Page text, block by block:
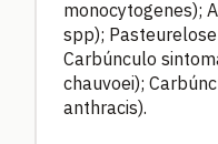
monocytogenes);
spp);
Carbúnculo
chauvoei);
anthracis).